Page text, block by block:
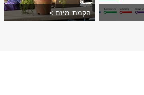
הקמת מיזם >